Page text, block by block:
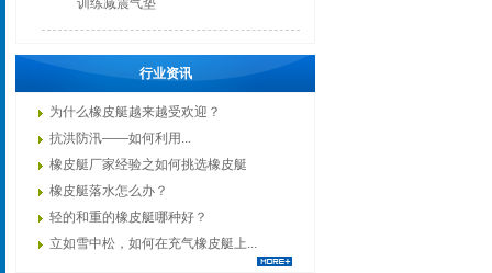
训练减震气垫
行业资讯
为什么橡皮艇越来越受欢迎？
抗洪防汛——如何利用...
橡皮艇厂家经验之如何挑选橡皮艇
橡皮艇落水怎么办？
轻的和重的橡皮艇哪种好？
立如雪中松，如何在充气橡皮艇上...